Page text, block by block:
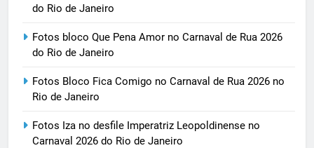
do Rio de Janeiro
Fotos bloco Que Pena Amor no Carnaval de Rua 2026
do Rio de Janeiro
Fotos Bloco Fica Comigo no Carnaval de Rua 2026 no
Rio de Janeiro
Fotos Iza no desfile Imperatriz Leopoldinense no
Carnaval 2026 do Rio de Janeiro